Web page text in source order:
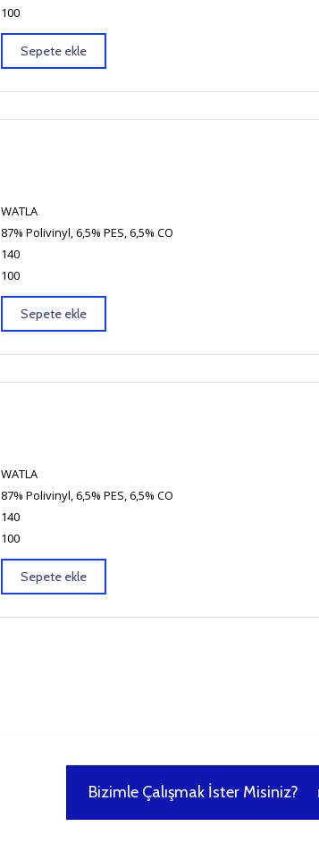
100
Sepete ekle
WATLA
87% Polivinyl, 6,5% PES, 6,5% CO
140
100
Sepete ekle
WATLA
87% Polivinyl, 6,5% PES, 6,5% CO
140
100
Sepete ekle
Bizimle Çalışmak İster Misiniz?